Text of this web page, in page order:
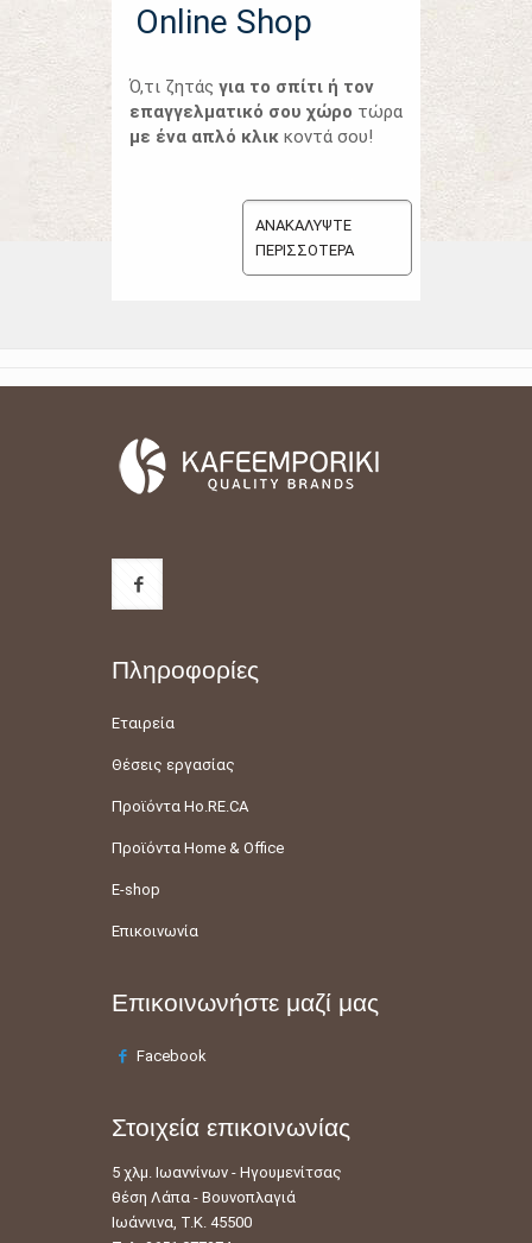
Online Shop
Ό,τι ζητάς για το σπίτι ή τον
επαγγελματικό σου χώρο τώρα
με ένα απλό κλικ κοντά σου!
ΑΝΑΚΑΛΥΨΤΕ
ΠΕΡΙΣΣΟΤΕΡΑ
Πληροφορίες
Εταιρεία
Θέσεις εργασίας
Προϊόντα Ho.RE.CA
Προϊόντα Home & Office
E-shop
Επικοινωνία
Επικοινωνήστε μαζί μας
Facebook
Στοιχεία επικοινωνίας
5 χλμ. Ιωαννίνων - Ηγουμενίτσας
θέση Λάπα - Βουνοπλαγιά
Ιωάννινα, Τ.Κ. 45500